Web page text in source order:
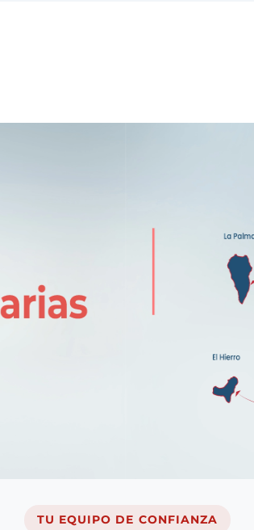
TU EQUIPO DE CONFIANZA